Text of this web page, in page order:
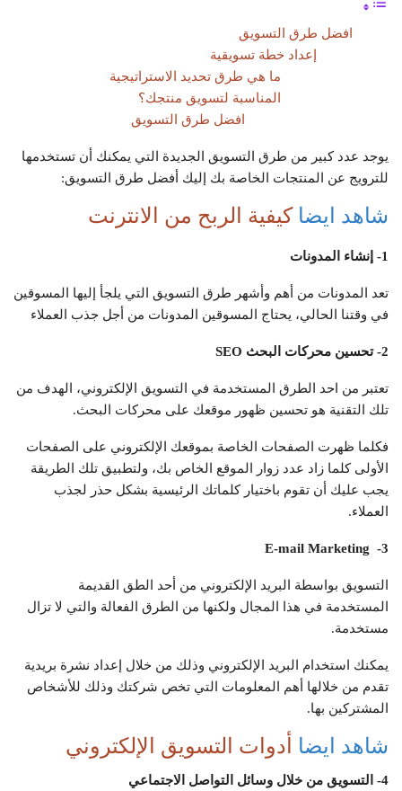
افضل طرق التسويق
إعداد خطة تسويقية
ما هي طرق تحديد الاستراتيجية
المناسبة لتسويق منتجك؟
افضل طرق التسويق
يوجد عدد كبير من طرق التسويق الجديدة التي يمكنك أن تستخدمها
للترويج عن المنتجات الخاصة بك إليك أفضل طرق التسويق:
شاهد ايضاكيفية الربح من الانترنت
1- إنشاء المدونات
تعد المدونات من أهم وأشهر طرق التسويق التي يلجأ إليها المسوقين
في وقتنا الحالي، يحتاج المسوقين المدونات من أجل جذب العملاء
2- تحسين محركات البحث SEO
تعتبر من احد الطرق المستخدمة في التسويق الإلكتروني، الهدف من
تلك التقنية هو تحسين ظهور موقعك على محركات البحث.
فكلما ظهرت الصفحات الخاصة بموقعك الإلكتروني على الصفحات
الأولى كلما زاد عدد زوار الموقع الخاص بك، ولتطبيق تلك الطريقة
يجب عليك أن تقوم باختيار كلماتك الرئيسية بشكل حذر لجذب
العملاء.
3-
E-mail Marketing
التسويق بواسطة البريد الإلكتروني من أحد الطق القديمة
المستخدمة في هذا المجال ولكنها من الطرق الفعالة والتي لا تزال
مستخدمة.
يمكنك استخدام البريد الإلكتروني وذلك من خلال إعداد نشرة بريدية
تقدم من خلالها أهم المعلومات التي تخص شركتك وذلك للأشخاص
المشتركين بها.
شاهد ايضا أدوات التسويق الإلكتروني
4- التسويق من خلال وسائل التواصل الاجتماعي